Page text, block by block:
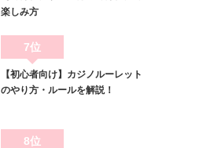
楽しみ方
7位
【初心者向け】カジノルーレット
のやり方・ルールを解説！
8位